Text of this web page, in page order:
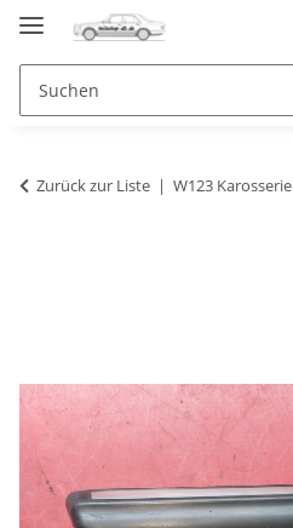
Zurück zur Liste W123 Karosserie